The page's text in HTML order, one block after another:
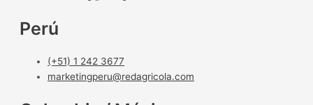
Perú
(+51) 1 242 3677
marketingperu@redagricola.com